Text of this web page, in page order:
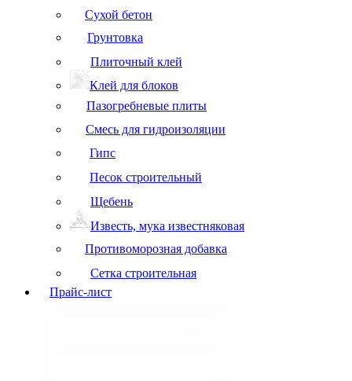
Сухой бетон
Грунтовка
Плиточный клей
Клей для блоков
Пазогребневые плиты
Смесь для гидроизоляции
Гипс
Песок строительный
Щебень
Известь, мука известняковая
Противоморозная добавка
Сетка строительная
Прайс-лист